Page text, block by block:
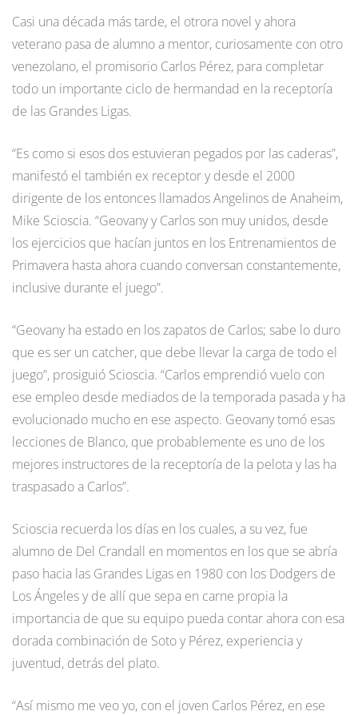
Casi una década más tarde, el otrora novel y ahora
veterano pasa de alumno a mentor, curiosamente con otro
venezolano, el promisorio Carlos Pérez, para completar
todo un importante ciclo de hermandad en la receptoría
de las Grandes Ligas.
“Es como si esos dos estuvieran pegados por las caderas”,
manifestó el también ex receptor y desde el 2000
dirigente de los entonces llamados Angelinos de Anaheim,
Mike Scioscia. “Geovany y Carlos son muy unidos, desde
los ejercicios que hacían juntos en los Entrenamientos de
Primavera hasta ahora cuando conversan constantemente,
inclusive durante el juego”.
“Geovany ha estado en los zapatos de Carlos; sabe lo duro
que es ser un catcher, que debe llevar la carga de todo el
juego”, prosiguió Scioscia. “Carlos emprendió vuelo con
ese empleo desde mediados de la temporada pasada y ha
evolucionado mucho en ese aspecto. Geovany tomó esas
lecciones de Blanco, que probablemente es uno de los
mejores instructores de la receptoría de la pelota y las ha
traspasado a Carlos”.
Scioscia recuerda los días en los cuales, a su vez, fue
alumno de Del Crandall en momentos en los que se abría
paso hacia las Grandes Ligas en 1980 con los Dodgers de
Los Ángeles y de allí que sepa en carne propia la
importancia de que su equipo pueda contar ahora con esa
dorada combinación de Soto y Pérez, experiencia y
juventud, detrás del plato.
“Así mismo me veo yo, con el joven Carlos Pérez, en ese